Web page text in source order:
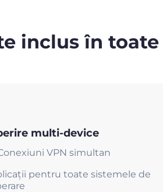
inclus în
multi-device
VPN simultan
pentru toate sistemele de